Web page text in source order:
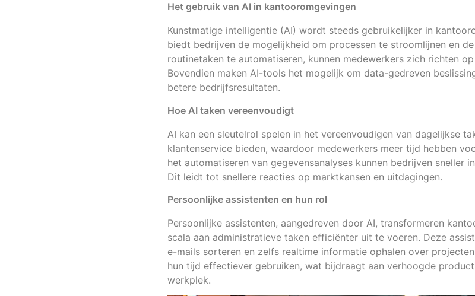
Het gebruik van AI in kantooromgevingen
Kunstmatige intelligentie (AI) wordt steeds gebruikelijker in
biedt bedrijven de mogelijkheid om processen te stroomlijnen en
routinetaken te automatiseren, kunnen medewerkers zich richten
Bovendien maken AI-tools het mogelijk om data-gedreven
betere bedrijfsresultaten.
Hoe AI taken vereenvoudigt
AI kan een sleutelrol spelen in het vereenvoudigen van dagelijkse
klantenservice bieden, waardoor medewerkers meer tijd hebben
het automatiseren van gegevensanalyses kunnen bedrijven sneller
Dit leidt tot snellere reacties op marktkansen en uitdagingen.
Persoonlijke assistenten en hun rol
Persoonlijke assistenten, aangedreven door AI, transformeren
scala aan administratieve taken efficiënter uit te voeren. Deze
e-mails sorteren en zelfs realtime informatie ophalen over
hun tijd effectiever gebruiken, wat bijdraagt aan verhoogde
werkplek.